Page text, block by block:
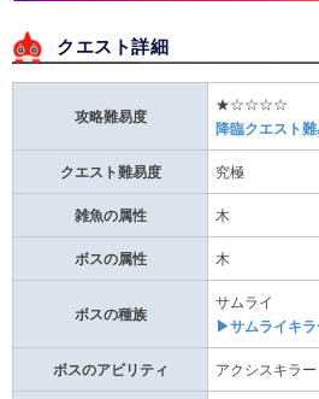
クエスト詳細
攻略難易度
★☆☆☆☆
降臨クエスト
クエスト難易度 究極
雑魚の属性 木
ボスの属性 木
ボスの種族
サムライ
▶サムライキラ
ボスのアビリティ アクシスキラー